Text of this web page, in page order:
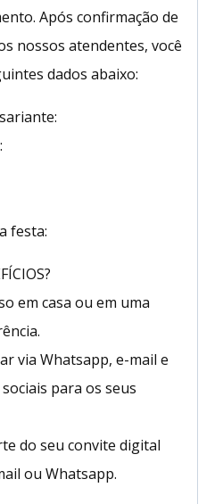
Após confirmação de
nossos atendentes, você
dados abaixo:
festa:
em casa ou em uma
via Whatsapp, e-mail e
para os seus
do seu convite digital
ou Whatsapp.